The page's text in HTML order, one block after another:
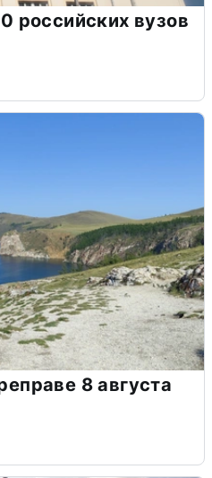
российских вузов
8 августа